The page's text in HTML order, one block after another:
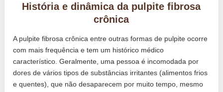
História e dinâmica da pulpite fibrosa
crônica
A pulpite fibrosa crônica entre outras formas de pulpite ocorre
com mais frequência e tem um histórico médico
característico. Geralmente, uma pessoa é incomodada por
dores de vários tipos de substâncias irritantes (alimentos frios
e quentes), que não desaparecem por muito tempo, mesmo